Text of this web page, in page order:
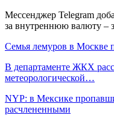
Мессенджер Telegram
за внутреннюю валюту –
Семья лемуров в Москве
В департаменте ЖКХ
метеорологической…
NYP: в Мексике
расчлененными